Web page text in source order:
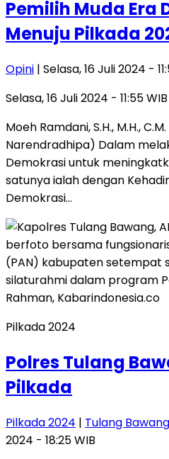
Pemilih Muda Era
Menuju Pilkada
Opini | Selasa, 16 Juli 2024 -
Selasa, 16 Juli 2024 - 11:55 WIB
Moeh Ramdani, S.H., M.H.,
Narendradhipa) Dalam
Demokrasi untuk
satunya ialah dengan
Demokrasi…
Pilkada 2024
Polres Tulang
Pilkada
Pilkada 2024 | Tulang
2024 - 18:25 WIB